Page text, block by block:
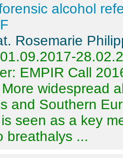
alcohol
Rosemarie
EMPIR Call
More widespread
and Southern
seen as a key
breathalys ...